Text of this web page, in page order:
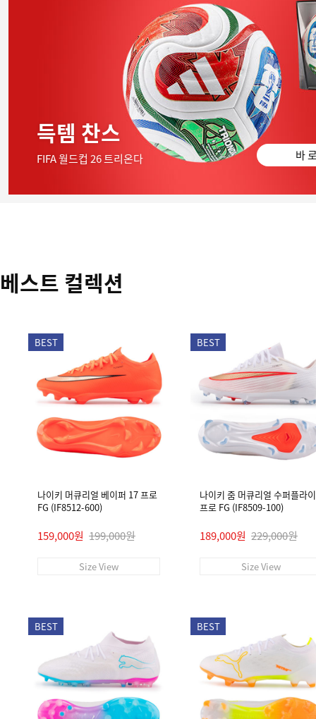
득템 찬스
FIFA 월드컵 26 트리온다 바
베스트 컬렉션
BEST
나이키 머큐리얼 베이퍼 17 프로
FG (IF8512-600)
159,000원 199,000원
Size View
BEST
나이키 줌 머큐리얼 수퍼플라
프로 FG (IF8509-100)
189,000원 229,000원
Size View
BEST BEST